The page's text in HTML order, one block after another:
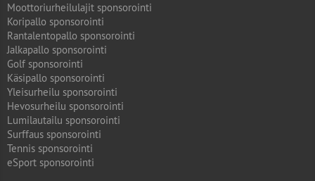
Moottoriurheilulajit sponsorointi
Koripallo sponsorointi
Rantalentopallo sponsorointi
Jalkapallo sponsorointi
Golf sponsorointi
Käsipallo sponsorointi
Yleisurheilu sponsorointi
Hevosurheilu sponsorointi
Lumilautailu sponsorointi
Surffaus sponsorointi
Tennis sponsorointi
eSport sponsorointi